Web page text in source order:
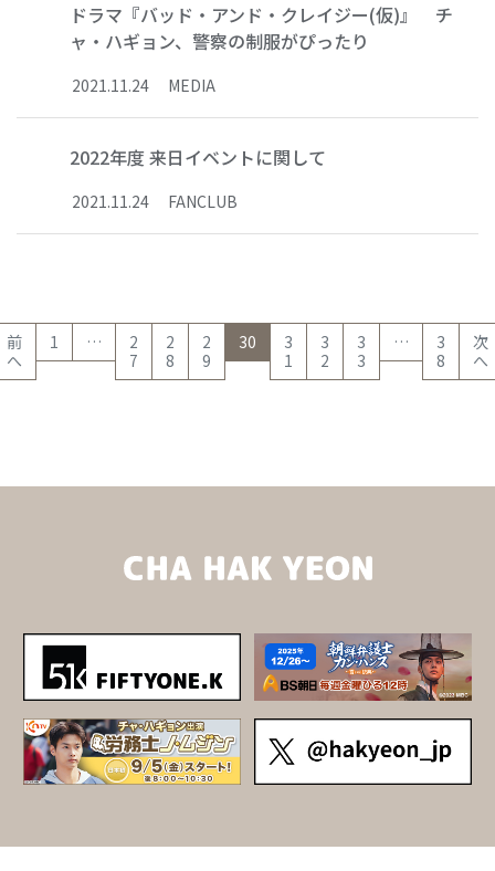
ドラマ『バッド・アンド・クレイジー(仮)』 チ
ャ・ハギョン、警察の制服がぴったり
2021.11.24 MEDIA
2022年度 来日イベントに関して
2021 .11 .24 FANCLUB
前
へ
1 …
2
7
2
8
2
9
30 (current)
3
1
3
2
3
3
…
3
8
次
へ